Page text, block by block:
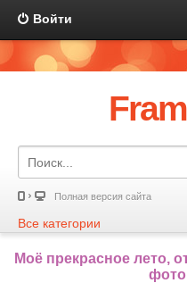
Войти
Полная версия сайта
Все категории
Моё прекрасное лето,